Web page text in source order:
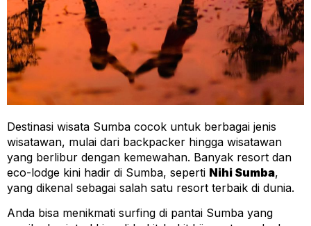
Destinasi wisata Sumba cocok untuk berbagai jenis
wisatawan, mulai dari backpacker hingga wisatawan
yang berlibur dengan kemewahan. Banyak resort dan
eco-lodge kini hadir di Sumba, seperti Nihi Sumba,
yang dikenal sebagai salah satu resort terbaik di dunia.
Anda bisa menikmati surfing di pantai Sumba yang